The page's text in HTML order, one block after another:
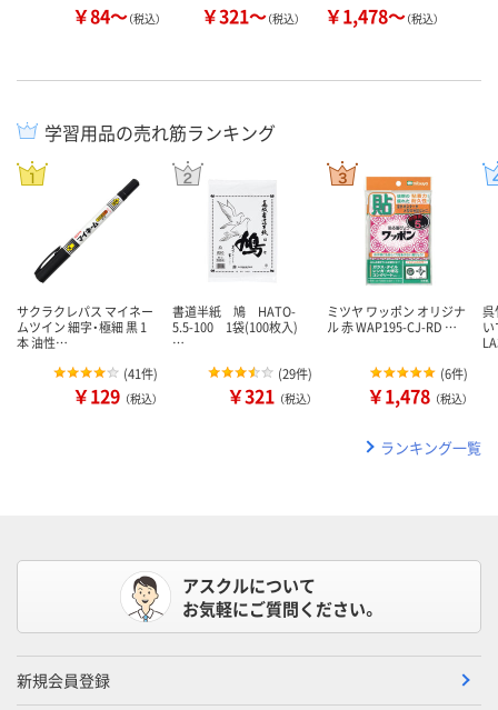
￥84～（税込） ￥321～（税込） ￥1,478～（税込）
学習用品の売れ筋ランキング
サクラクレパス マイネー
ムツイン 細字・極細 黒 1
本 油性…
(41件)
￥129 （税込）
書道半紙 鳩 HATO-
5.5-100 1袋(100枚入)
…
(29件)
￥321 （税込）
ミツヤ ワッポン オリジナ
ル 赤 WAP195-CJ-RD …
(6件)
￥1,478 （税込）
ランキング一覧
アスクルについて
お気軽にご質問ください。
新規会員登録